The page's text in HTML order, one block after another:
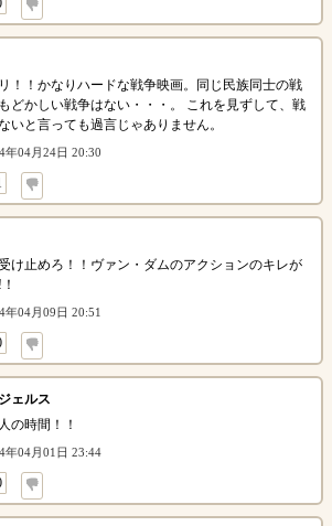
！！かなりハードな戦争映画。同じ民族同士の戦
どかしい戦争はない・・・。 これを見ずして、戦
いと言っても過言じゃありません。
年04月24日 20:30
け止めろ！！ヴァン・ダムのアクションのキレが
年04月09日 20:51
ェルス
の時間！！
年04月01日 23:44